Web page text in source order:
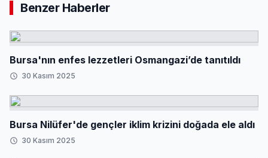
Benzer Haberler
Bursa'nın enfes lezzetleri Osmangazi’de tanıtıldı
30 Kasım 2025
Bursa Nilüfer'de gençler iklim krizini doğada ele aldı
30 Kasım 2025